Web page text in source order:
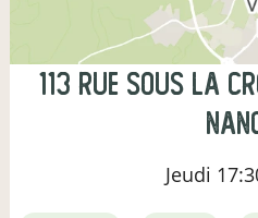
113 Rue Sous la
Jeudi